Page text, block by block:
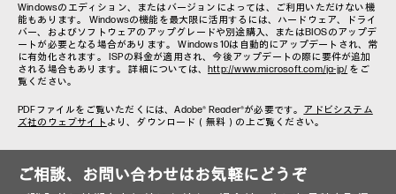
Windowsのエディション、またはバージョンによっては、ご利用いただけない機
能もあります。 Windowsの機能を最大限に活用するには、ハードウェア、ドライ
バー、およびソフトウェアのアップグレードや別途購入、またはBIOSのアップデ
ートが必要となる場合があります。 Windows 10は自動的にアップデートされ、常
に有効化されます。 ISPの料金が適用され、今後アップデートの際に要件が追加
される場合もあります。 詳細については、 http://www.microsoft.com/ja-jp/ をご
覧ください。
PDFファイルをご覧いただくには、Adobe® Reader®が必要です。 アドビシステム
ズ社のウェブサイト より、ダウンロード（無料）の上ご覧ください。
ご相談、お問い合わせはお気軽にどうぞ